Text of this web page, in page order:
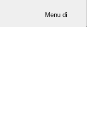
Menu di